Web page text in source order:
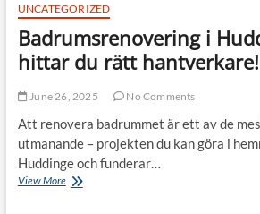
UNCATEGORIZED
Badrumsrenovering i
hittar du rätt hantverkare!
June 26, 2025 No Comments
Att renovera badrummet är ett av de
utmanande – projekten du kan göra i
Huddinge och funderar…
View MoreBadrumsrenovering